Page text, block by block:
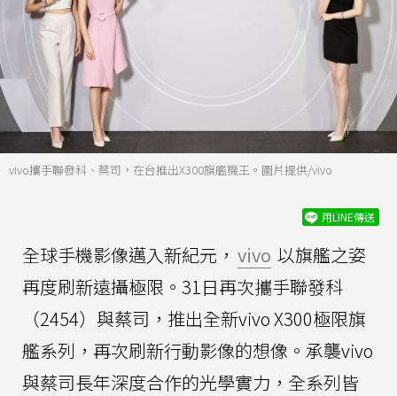
vivo攜手聯發科、蔡司，在台推出X300旗艦機王。圖片提供/vivo
用LINE傳送
全球手機影像邁入新紀元， vivo 以旗艦之姿
再度刷新遠攝極限。31日再次攜手聯發科
（2454）與蔡司，推出全新vivo X300極限旗
艦系列，再次刷新行動影像的想像。承襲vivo
與蔡司長年深度合作的光學實力，全系列皆